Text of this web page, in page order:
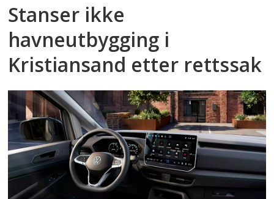
Stanser ikke
havneutbygging i
Kristiansand etter rettssak